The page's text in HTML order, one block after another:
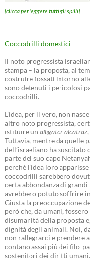
[clicca per leggere tutti gli spilli]
Coccodrilli domestici
Il noto progressista
stampa – la proposta, al
costruire fossati intorno
sono detenuti i pericolosi
coccodrilli.
L’idea, per il vero, non
altro noto progressista,
istituire un alligator alcatraz
Tuttavia, mentre da quelle
dell’israeliano ha suscitato
parte del suo capo
perché l’idea loro
coccodrilli sarebbero
certa abbondanza di
avrebbero potuto soffrire
Giusta la preoccupazione
però che, da umani,
disumanità della proposta
dignità degli animali. Noi,
non rallegrarci e prendere
contano assai più dei filo-
sostenitori dei diritti umani.